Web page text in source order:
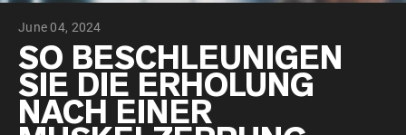
June 04, 2024
SO BESCHLEUNIGEN
SIE DIE ERHOLUNG
NACH EINER